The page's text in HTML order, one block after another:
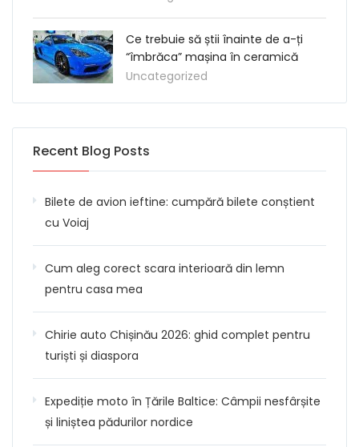
Ce trebuie să știi înainte de a-ți
“îmbrăca” mașina în ceramică
Uncategorized
Recent Blog Posts
Bilete de avion ieftine: cumpără bilete conștient
cu Voiaj
Cum aleg corect scara interioară din lemn
pentru casa mea
Chirie auto Chișinău 2026: ghid complet pentru
turiști și diaspora
Expediție moto în Țările Baltice: Câmpii nesfârșite
și liniștea pădurilor nordice